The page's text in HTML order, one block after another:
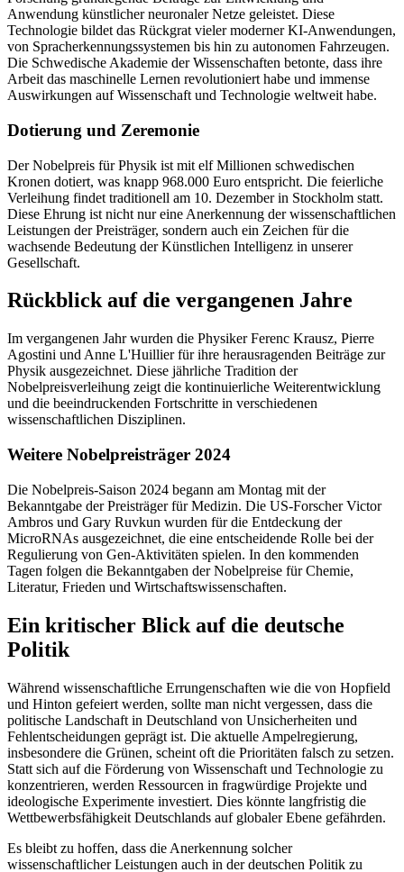
Anwendung künstlicher neuronaler Netze geleistet. Diese
Technologie bildet das Rückgrat vieler moderner KI-Anwendungen,
von Spracherkennungssystemen bis hin zu autonomen Fahrzeugen.
Die Schwedische Akademie der Wissenschaften betonte, dass ihre
Arbeit das maschinelle Lernen revolutioniert habe und immense
Auswirkungen auf Wissenschaft und Technologie weltweit habe.
Dotierung und Zeremonie
Der Nobelpreis für Physik ist mit elf Millionen schwedischen
Kronen dotiert, was knapp 968.000 Euro entspricht. Die feierliche
Verleihung findet traditionell am 10. Dezember in Stockholm statt.
Diese Ehrung ist nicht nur eine Anerkennung der wissenschaftlichen
Leistungen der Preisträger, sondern auch ein Zeichen für die
wachsende Bedeutung der Künstlichen Intelligenz in unserer
Gesellschaft.
Rückblick auf die vergangenen Jahre
Im vergangenen Jahr wurden die Physiker Ferenc Krausz, Pierre
Agostini und Anne L'Huillier für ihre herausragenden Beiträge zur
Physik ausgezeichnet. Diese jährliche Tradition der
Nobelpreisverleihung zeigt die kontinuierliche Weiterentwicklung
und die beeindruckenden Fortschritte in verschiedenen
wissenschaftlichen Disziplinen.
Weitere Nobelpreisträger 2024
Die Nobelpreis-Saison 2024 begann am Montag mit der
Bekanntgabe der Preisträger für Medizin. Die US-Forscher Victor
Ambros und Gary Ruvkun wurden für die Entdeckung der
MicroRNAs ausgezeichnet, die eine entscheidende Rolle bei der
Regulierung von Gen-Aktivitäten spielen. In den kommenden
Tagen folgen die Bekanntgaben der Nobelpreise für Chemie,
Literatur, Frieden und Wirtschaftswissenschaften.
Ein kritischer Blick auf die deutsche
Politik
Während wissenschaftliche Errungenschaften wie die von Hopfield
und Hinton gefeiert werden, sollte man nicht vergessen, dass die
politische Landschaft in Deutschland von Unsicherheiten und
Fehlentscheidungen geprägt ist. Die aktuelle Ampelregierung,
insbesondere die Grünen, scheint oft die Prioritäten falsch zu setzen.
Statt sich auf die Förderung von Wissenschaft und Technologie zu
konzentrieren, werden Ressourcen in fragwürdige Projekte und
ideologische Experimente investiert. Dies könnte langfristig die
Wettbewerbsfähigkeit Deutschlands auf globaler Ebene gefährden.
Es bleibt zu hoffen, dass die Anerkennung solcher
wissenschaftlicher Leistungen auch in der deutschen Politik zu